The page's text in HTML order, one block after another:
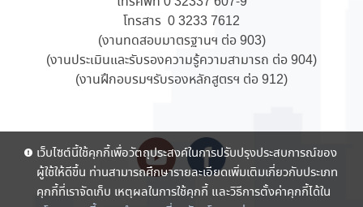
โทรสาร 0 3233 7612
(งานทดสอบมาตรฐานฯ ต่อ 903)
(งานประเมินและรับรองความรู้ความสามารถ ต่อ 904)
(งานฝึกอบรมฯรับรองหลักสูตรฯ ต่อ 912)
เว็บไซต์นี้ใช้คุกกี้เพื่อวัตถุประสงค์ในการปรับปรุงประสบการณ์ของ
ผู้ใช้ให้ดีขึ้น ท่านสามารถศึกษารายละเอียดเพิ่มเติมเกี่ยวกับประเภท
คุกกี้ที่เราจัดเก็บ เหตุผลในการใช้คุกกี้ และวิธีการตั้งค่าคุกกี้ได้ใน